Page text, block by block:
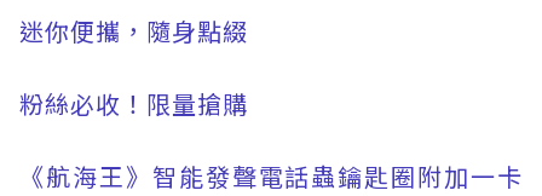
迷你便攜，隨身點綴
粉絲必收！限量搶購
《航海王》智能發聲電話蟲鑰匙圈附加一卡